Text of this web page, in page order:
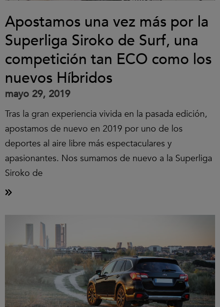
Apostamos una vez más por la
Superliga Siroko de Surf, una
competición tan ECO como los
nuevos Híbridos
mayo 29, 2019
Tras la gran experiencia vivida en la pasada edición,
apostamos de nuevo en 2019 por uno de los
deportes al aire libre más espectaculares y
apasionantes. Nos sumamos de nuevo a la Superliga
Siroko de